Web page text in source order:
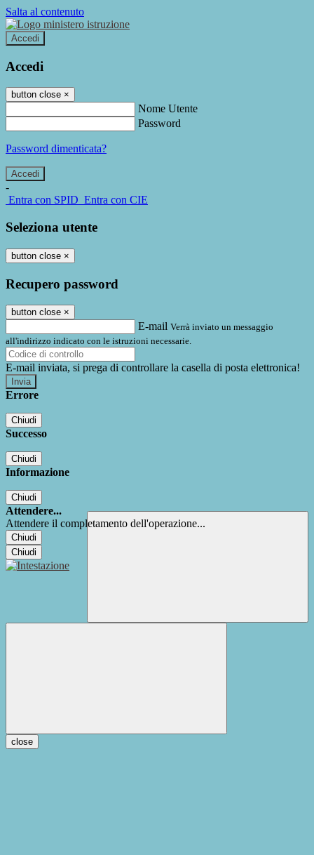
Salta al contenuto
Accedi
Accedi
button close ×
Nome Utente
Password
Password dimenticata?
-
Entra con SPID Entra con CIE
Seleziona utente
button close ×
Recupero password
button close ×
E-mail Verrà inviato un messaggio
all'indirizzo indicato con le istruzioni necessarie.
E-mail inviata, si prega di controllare la casella di posta elettronica!
Errore
Chiudi
Successo
Chiudi
Informazione
Chiudi
Attendere...
Attendere il completamento dell'operazione...
Chiudi
Chiudi
close